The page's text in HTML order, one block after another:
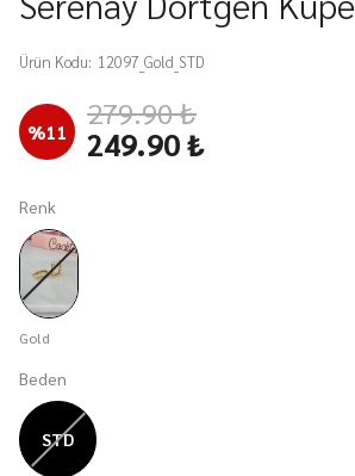
Ürün Kodu: 12097_Gold_STD
%11 279.90 ₺
249.90 ₺
Renk
Gold
Beden
STD